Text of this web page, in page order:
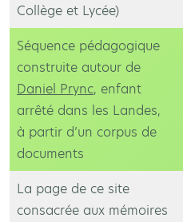
Collège et Lycée)
Séquence pédagogique
construite autour de
Daniel Prync, enfant
arrêté dans les Landes,
à partir d’un corpus de
documents
La page de ce site
consacrée aux mémoires